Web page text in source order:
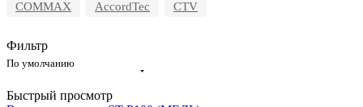
COMMAX
AccordTec CTV
Фильтр
По умолчанию
Быстрый просмотр